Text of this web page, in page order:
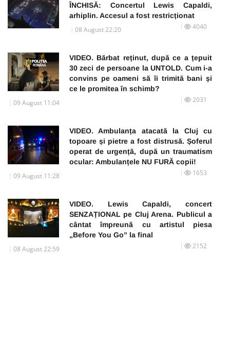
ÎNCHISĂ: Concertul Lewis Capaldi,
arhiplin. Accesul a fost restricționat
08 August 22:20 4040
VIDEO. Bărbat reținut, după ce a țepuit
30 zeci de persoane la UNTOLD. Cum i-a
convins pe oameni să îi trimită bani și
ce le promitea în schimb?
09 August 11:04 2031
VIDEO. Ambulanța atacată la Cluj cu
topoare și pietre a fost distrusă. Șoferul
operat de urgență, după un traumatism
ocular: Ambulanțele NU FURĂ copii!
09 August 11:28 1653
VIDEO. Lewis Capaldi, concert
SENZAȚIONAL pe Cluj Arena. Publicul a
cântat împreună cu artistul piesa
„Before You Go” la final
08 August 22:59 2152